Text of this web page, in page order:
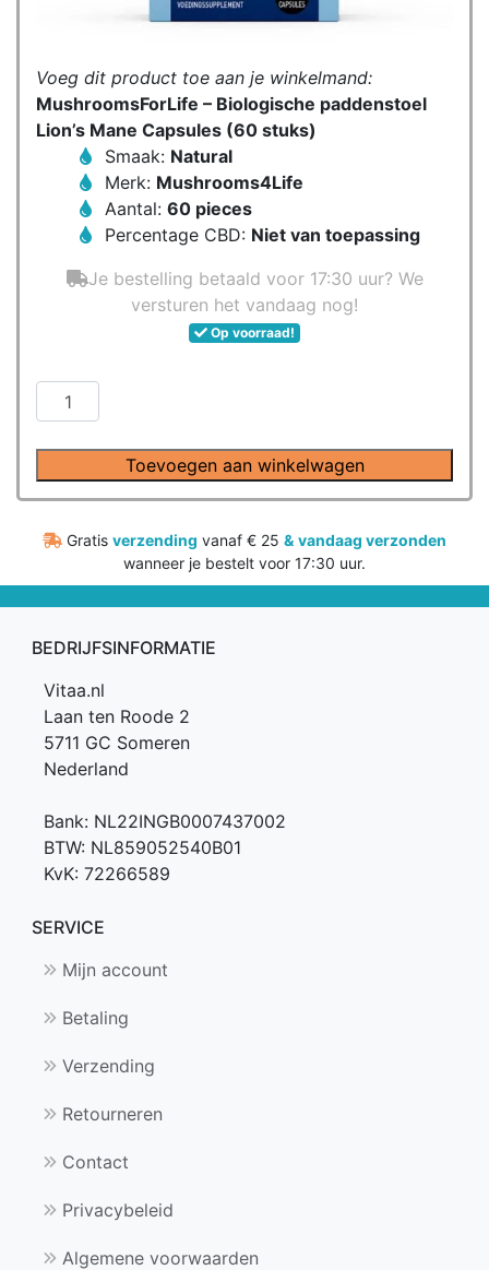
Voeg dit product toe aan je winkelmand:
MushroomsForLife – Biologische paddenstoel
Lion’s Mane Capsules (60 stuks)
Smaak: Natural
Merk: Mushrooms4Life
Aantal: 60 pieces
Percentage CBD: Niet van toepassing
Je bestelling betaald voor 17:30 uur? We
versturen het vandaag nog!
Op voorraad!
Biologische
paddenstoel
Lion's
Capsules
(60
stuks)
Toevoegen aan winkelwagen
Gratis verzending vanaf € 25 & vandaag verzonden
wanneer je bestelt voor 17:30 uur.
BEDRIJFSINFORMATIE
Vitaa.nl
Laan ten Roode 2
5711 GC Someren
Nederland
Bank: NL22INGB0007437002
BTW: NL859052540B01
KvK: 72266589
SERVICE
Mijn account
Betaling
Verzending
Retourneren
Contact
Privacybeleid
Algemene voorwaarden